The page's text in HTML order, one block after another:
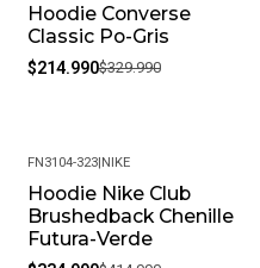
-35%
Hoodie Converse
Classic Po-Gris
$214.990$329.990
-19%
FN3104-323| NIKE
Hoodie Nike Club
Brushedback Chenille
Futura-Verde